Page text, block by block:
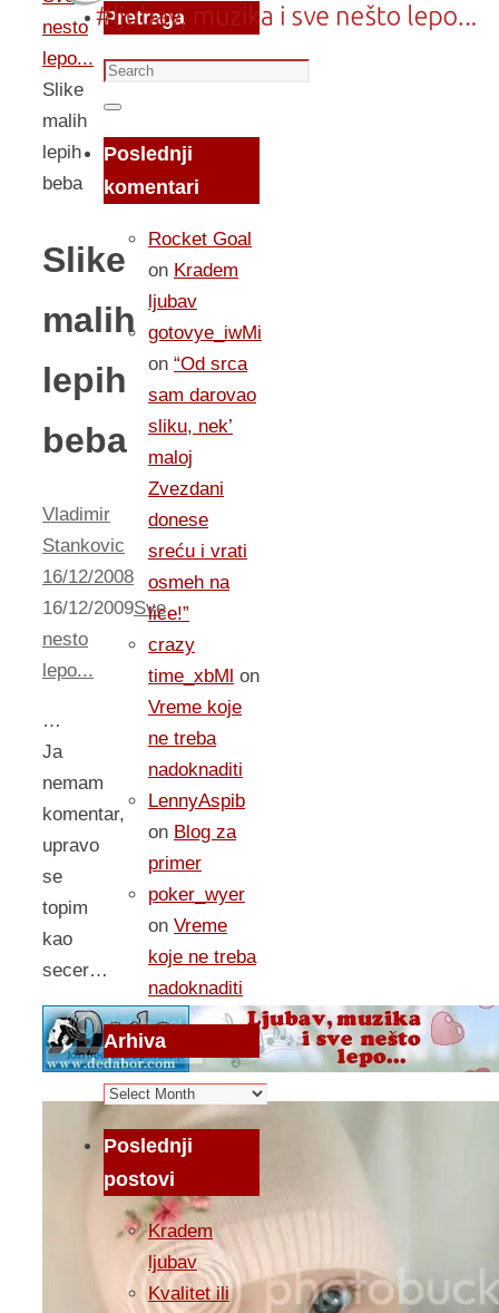
nesto
lepo...
Slike
malih
lepih
beba
Slike
malih
lepih
beba
Vladimir
Stankovic
16/12/2008
16/12/2009Sve
nesto
lepo...
…
Ja
nemam
komentar,
upravo
se
topim
kao
secer…
Pretraga
Search
for:
Search
Poslednji
komentari
Rocket Goal
on Kradem
ljubav
gotovye_iwMi
on “Od srca
sam darovao
sliku, nek’
maloj
Zvezdani
donese
sreću i vrati
osmeh na
lice!”
crazy
time_xbMl on
Vreme koje
ne treba
nadoknaditi
LennyAspib
on Blog za
primer
poker_wyer
on Vreme
koje ne treba
nadoknaditi
Arhiva
Arhiva
Poslednji
postovi
Kradem
ljubav
Kvalitet ili